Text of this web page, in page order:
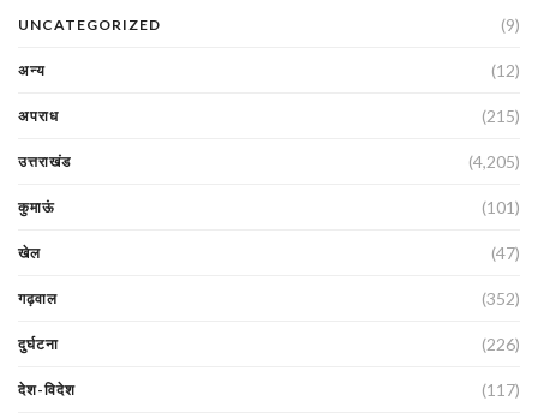
UNCATEGORIZED (9)
अन्य (12)
अपराध (215)
उत्तराखंड (4,205)
कुमाऊं (101)
खेल (47)
गढ़वाल (352)
दुर्घटना (226)
देश-विदेश (117)